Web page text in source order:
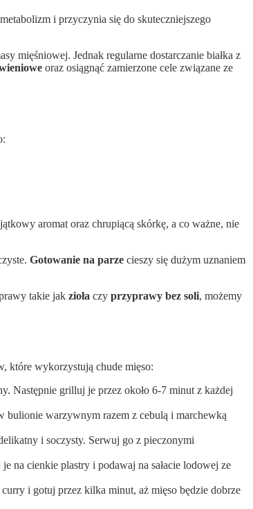
i przyczynia się do skuteczniejszego
mięśniowej. Jednak regularne dostarczanie białka z
oraz osiągnąć zamierzone cele związane ze
aromat oraz chrupiącą skórkę, a co ważne, nie
Gotowanie na parze cieszy się dużym uznaniem
takie jak zioła czy przyprawy bez soli, możemy
które wykorzystują chude mięso:
Następnie grilluj je przez około 6-7 minut z każdej
bulionie warzywnym razem z cebulą i marchewką
i soczysty. Serwuj go z pieczonymi
na cienkie plastry i podawaj na sałacie lodowej ze
i gotuj przez kilka minut, aż mięso będzie dobrze